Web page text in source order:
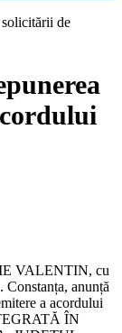
de
VALENTIN, cu
anunță
a acordului
ÎN